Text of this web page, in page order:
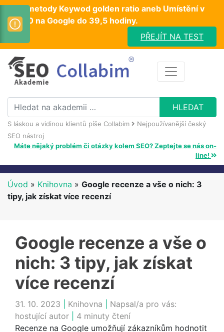
Test metody Keywod golden ratio aneb Umístění v
TOP10 na Google do 39,5 hodiny.
PŘEJÍT NA TEST
S láskou a vidinou klientů píše Collabim
Nejpoužívanější český
SEO nástroj
Máte nějaký problém či otázky kolem SEO? Zeptejte se nás on-
line!
Úvod » Knihovna » Google recenze a vše o nich: 3
tipy, jak získat více recenzí
Google recenze a vše o
nich: 3 tipy, jak získat
více recenzí
31. 10. 2023 Knihovna
Napsal/a pro vás:
hostující autor
4 minuty čtení
Recenze na Google umožňují zákazníkům hodnotit